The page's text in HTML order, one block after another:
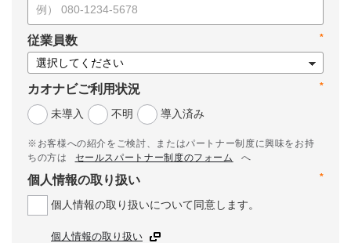
*
従業員数
*
カオナビご利用状況
未導入
不明 導入済み
※お客様への紹介をご検討、またはパートナー制度に興味をお持
ちの方は
セールスパートナー制度のフォーム
へ
*
個人情報の取り扱い
個人情報の取り扱いについて同意します。
個人情報の取り扱い